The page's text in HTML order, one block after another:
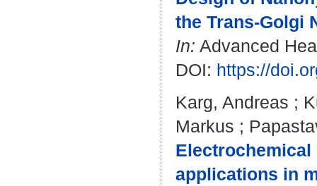
the Trans-Golgi
In: Advanced
DOI: https://
Karg, Andreas ;
Markus ;
applications in